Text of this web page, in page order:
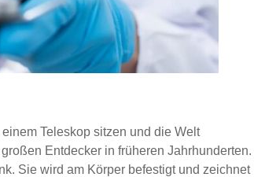
Teleskop sitzen und die Welt
Entdecker in früheren Jahrhunderten.
Sie wird am Körper befestigt und zeichnet